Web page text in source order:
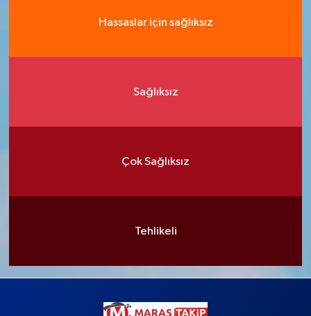
Hassaslar için sağlıksız
Sağlıksız
Çok Sağlıksız
Tehlikeli